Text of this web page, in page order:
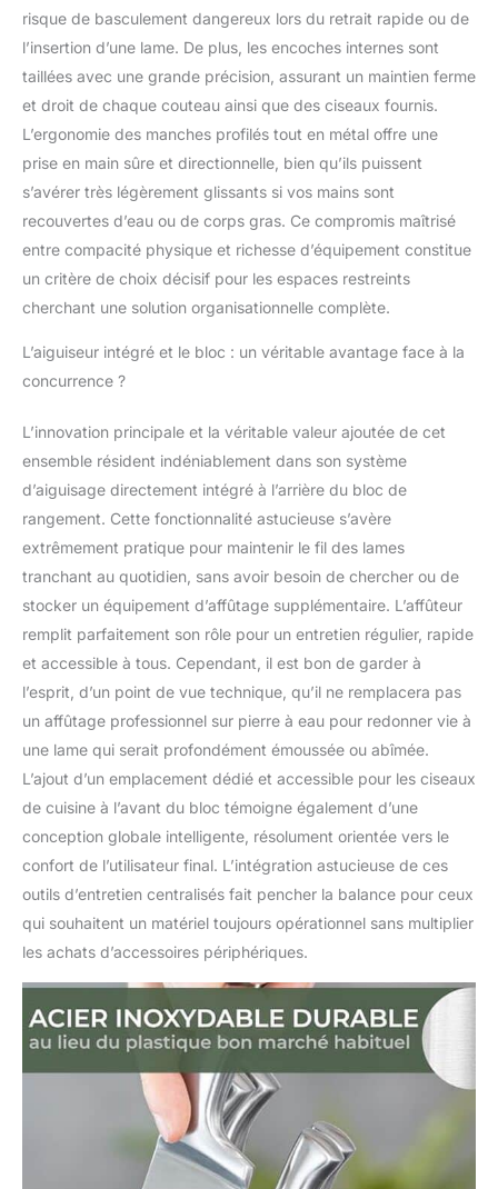
risque de basculement dangereux lors du retrait rapide ou de
l’insertion d’une lame. De plus, les encoches internes sont
taillées avec une grande précision, assurant un maintien ferme
et droit de chaque couteau ainsi que des ciseaux fournis.
L’ergonomie des manches profilés tout en métal offre une
prise en main sûre et directionnelle, bien qu’ils puissent
s’avérer très légèrement glissants si vos mains sont
recouvertes d’eau ou de corps gras. Ce compromis maîtrisé
entre compacité physique et richesse d’équipement constitue
un critère de choix décisif pour les espaces restreints
cherchant une solution organisationnelle complète.
L’aiguiseur intégré et le bloc : un véritable avantage face à la
concurrence ?
L’innovation principale et la véritable valeur ajoutée de cet
ensemble résident indéniablement dans son système
d’aiguisage directement intégré à l’arrière du bloc de
rangement. Cette fonctionnalité astucieuse s’avère
extrêmement pratique pour maintenir le fil des lames
tranchant au quotidien, sans avoir besoin de chercher ou de
stocker un équipement d’affûtage supplémentaire. L’affûteur
remplit parfaitement son rôle pour un entretien régulier, rapide
et accessible à tous. Cependant, il est bon de garder à
l’esprit, d’un point de vue technique, qu’il ne remplacera pas
un affûtage professionnel sur pierre à eau pour redonner vie à
une lame qui serait profondément émoussée ou abîmée.
L’ajout d’un emplacement dédié et accessible pour les ciseaux
de cuisine à l’avant du bloc témoigne également d’une
conception globale intelligente, résolument orientée vers le
confort de l’utilisateur final. L’intégration astucieuse de ces
outils d’entretien centralisés fait pencher la balance pour ceux
qui souhaitent un matériel toujours opérationnel sans multiplier
les achats d’accessoires périphériques.